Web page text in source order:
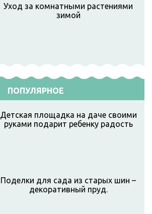
Уход за комнатными растениями
зимой
ПОПУЛЯРНОЕ
Детская площадка на даче своими
руками подарит ребенку радость
Поделки для сада из старых шин –
декоративный пруд.